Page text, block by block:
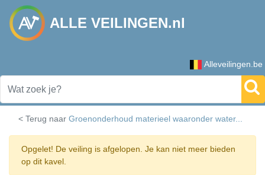
ALLE VEILINGEN.nl
Alleveilingen.be
< Terug naar Groenonderhoud materieel waaronder water...
Opgelet! De veiling is afgelopen. Je kan niet meer bieden
op dit kavel.